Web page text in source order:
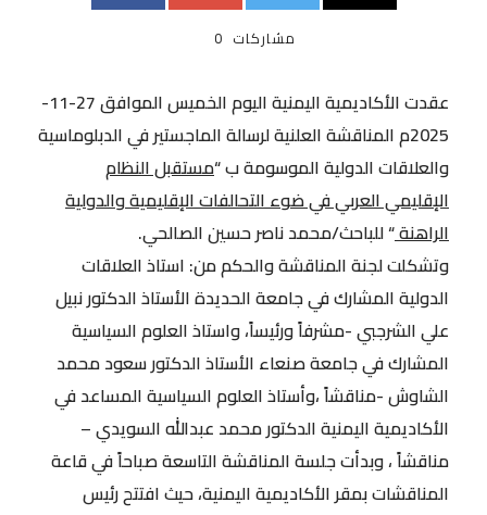
0 مشاركات
عقدت الأكاديمية اليمنية اليوم الخميس الموافق 27-11-
2025م المناقشة العلنية لرسالة الماجستير في الدبلوماسية
والعلاقات الدولية الموسومة ب “مستقبل النظام
الإقليمي العربي في ضوء التحالفات الإقليمية والدولية
الراهنة“ للباحث/محمد ناصر حسين الصالحي.
وتشكلت لجنة المناقشة والحكم من: استاذ العلاقات
الدولية المشارك في جامعة الحديدة الأستاذ الدكتور نبيل
علي الشرجبي -مشرفاً ورئيساً، واستاذ العلوم السياسية
المشارك في جامعة صنعاء الأستاذ الدكتور سعود محمد
الشاوش -مناقشاً ،وأستاذ العلوم السياسية المساعد في
الأكاديمية اليمنية الدكتور محمد عبدالله السويدي –
مناقشاً ، وبدأت جلسة المناقشة التاسعة صباحاً في قاعة
المناقشات بمقر الأكاديمية اليمنية، حيث افتتح رئيس